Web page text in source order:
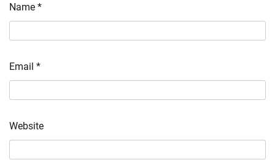
Name *
Email *
Website